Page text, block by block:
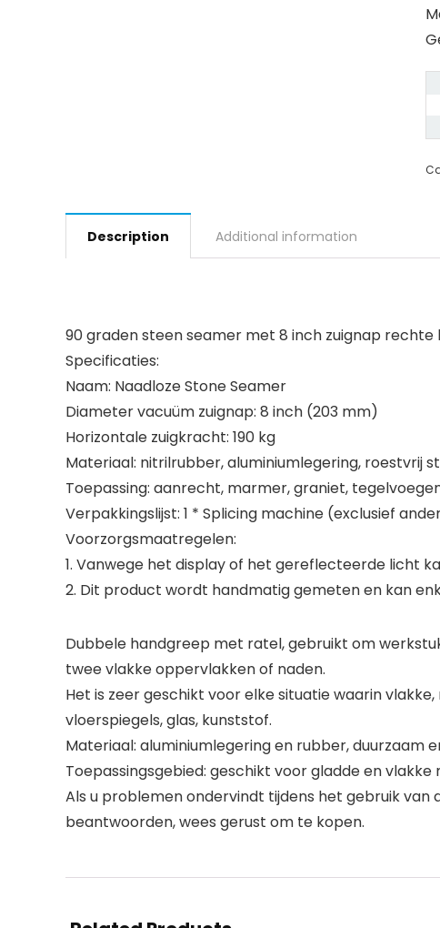
Description Additional information
90 graden steen seamer met 8 inch zuignap
Specificaties:
Naam: Naadloze Stone Seamer
Diameter vacuüm zuignap: 8 inch (203 mm)
Horizontale zuigkracht: 190 kg
Materiaal: nitrilrubber, aluminiumlegering, roestvrij
Toepassing: aanrecht, marmer, graniet,
Verpakkingslijst: 1 * Splicing machine (exclusief
Voorzorgsmaatregelen:
1. Vanwege het display of het gereflecteerde licht
2. Dit product wordt handmatig gemeten en kan
Dubbele handgreep met ratel, gebruikt om
twee vlakke oppervlakken of naden.
Het is zeer geschikt voor elke situatie waarin
vloerspiegels, glas, kunststof.
Materiaal: aluminiumlegering en rubber, duurzaam
Toepassingsgebied: geschikt voor gladde en
Als u problemen ondervindt tijdens het gebruik
beantwoorden, wees gerust om te kopen.